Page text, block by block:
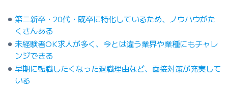
第二新卒・20代・既卒に特化しているため、ノウハウがた
くさんある
未経験者OK求人が多く、今とは違う業界や業種にもチャレ
ンジできる
早期に転職したくなった退職理由など、面接対策が充実して
いる